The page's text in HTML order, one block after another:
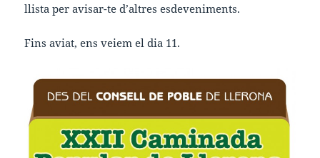
llista per avisar-te d’altres esdeveniments.
Fins aviat, ens veiem el dia 11.